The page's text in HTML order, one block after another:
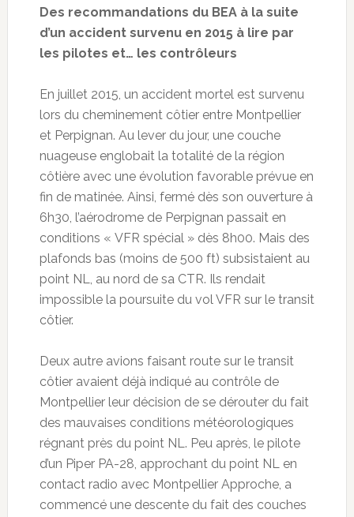
Des recommandations du BEA à la suite
d’un accident survenu en 2015 à lire par
les pilotes et… les contrôleurs
En juillet 2015, un accident mortel est survenu
lors du cheminement côtier entre Montpellier
et Perpignan. Au lever du jour, une couche
nuageuse englobait la totalité de la région
côtière avec une évolution favorable prévue en
fin de matinée. Ainsi, fermé dès son ouverture à
6h30, l’aérodrome de Perpignan passait en
conditions « VFR spécial » dès 8h00. Mais des
plafonds bas (moins de 500 ft) subsistaient au
point NL, au nord de sa CTR. Ils rendait
impossible la poursuite du vol VFR sur le transit
côtier.
Deux autre avions faisant route sur le transit
côtier avaient déjà indiqué au contrôle de
Montpellier leur décision de se dérouter du fait
des mauvaises conditions météorologiques
régnant près du point NL. Peu après, le pilote
d’un Piper PA-28, approchant du point NL en
contact radio avec Montpellier Approche, a
commencé une descente du fait des couches